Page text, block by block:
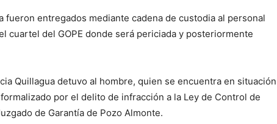
fueron entregados mediante cadena de custodia al personal
cuartel del GOPE donde será periciada y posteriormente
Quillagua detuvo al hombre, quien se encuentra en situación
por el delito de infracción a la Ley de Control de
de Garantía de Pozo Almonte.